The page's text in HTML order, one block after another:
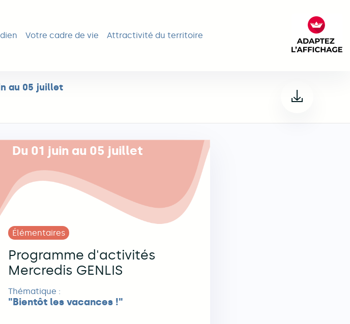
Votre cadre de vie Attractivité du territoire
au 05 juillet
Du 01 juin au 05 juillet
Élémentaires
Programme d'activités
Mercredis GENLIS
Thématique :
"Bientôt les vacances !"